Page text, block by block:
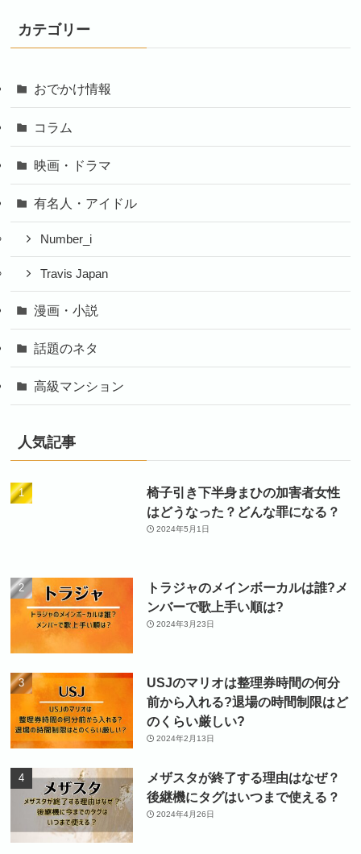
カテゴリー
おでかけ情報
コラム
映画・ドラマ
有名人・アイドル
Number_i
Travis Japan
漫画・小説
話題のネタ
高級マンション
人気記事
椅子引き下半身まひの加害者女性
はどうなった？どんな罪になる？
2024年5月1日
トラジャのメインボーカルは誰?メ
ンバーで歌上手い順は?
2024年3月23日
USJのマリオは整理券時間の何分
前から入れる?退場の時間制限はど
のくらい厳しい?
2024年2月13日
メザスタが終了する理由はなぜ？
後継機にタグはいつまで使える？
2024年4月26日